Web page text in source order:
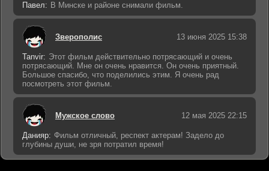
Павел: В Минске и районе снимали фильм.
Зверополис 13 июня 2025 15:38
Tanvir: Этот фильм действительно потрясающий и очень
потрясающий. Мне он очень нравится. Он очень приятный.
Большое спасибо, что поделились этим. Я очень рад
посмотреть этот фильм.
Мужское слово 12 мая 2025 22:15
Данияр: Фильм отличный, респект актерам! Задело до
глубины души, не зря потратил время!